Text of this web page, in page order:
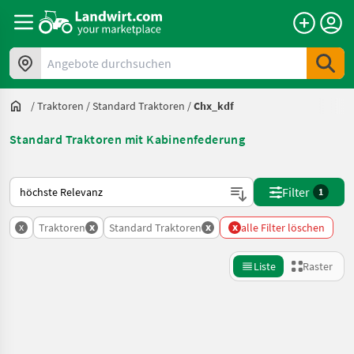
Angebote durchsuchen
/Traktoren /Standard Traktoren /Chx_kdf
Standard Traktoren mit Kabinenfederung
So wird auf Landwirt.com sortiert
Filter 1
x Traktoren x Standard Traktoren x x alle Filter löschen
Liste Raster